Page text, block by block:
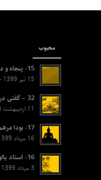
محبوب
15- پنجاه و دو هرتز
15 تیر 1399 - 3:08 ب.ظ
32 – گفتی درمقام خُفت
11 اردیبهشت 1400 - 12:41 ق.ظ
17- بودا مرهم کدام زخم؟
16 مرداد 1399 - 3:09 ب.ظ
16- استاد یالوم … اجازه؟
3 مرداد 1399 - 2:08 ب.ظ